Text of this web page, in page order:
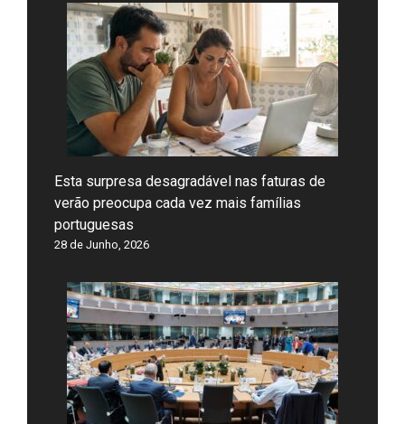
Esta surpresa desagradável nas faturas de
verão preocupa cada vez mais famílias
portuguesas
28 de Junho, 2026